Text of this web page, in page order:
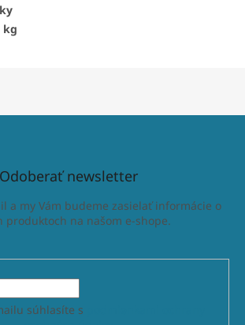
kg
Odoberať newsletter
a my Vám budeme zasielať informácie o
produktoch na našom e-shope.
súhlasíte s